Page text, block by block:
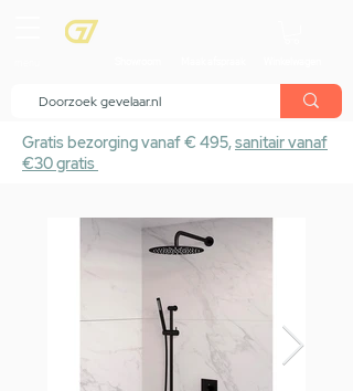
Gratis bezorging vanaf € 495,sanitair vanaf
€30 gratis